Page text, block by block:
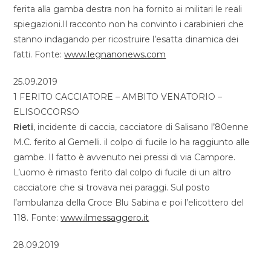
ferita alla gamba destra non ha fornito ai militari le reali
spiegazioni.Il racconto non ha convinto i carabinieri che
stanno indagando per ricostruire l’esatta dinamica dei
fatti. Fonte:www.legnanonews.com
25.09.2019
1 FERITO CACCIATORE – AMBITO VENATORIO –
ELISOCCORSO
Rieti, incidente di caccia, cacciatore di Salisano l’80enne
M.C. ferito al Gemelli. il colpo di fucile lo ha raggiunto alle
gambe. Il fatto è avvenuto nei pressi di via Campore.
L’uomo è rimasto ferito dal colpo di fucile di un altro
cacciatore che si trovava nei paraggi. Sul posto
l’ambulanza della Croce Blu Sabina e poi l’elicottero del
118. Fonte:www.ilmessaggero.it
28.09.2019